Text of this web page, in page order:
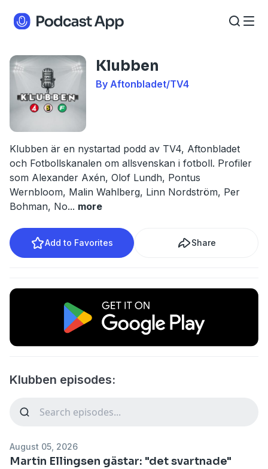
Klubben
By Aftonbladet/TV4
Klubben är en nystartad podd av TV4, Aftonbladet
och Fotbollskanalen om allsvenskan i fotboll. Profiler
som Alexander Axén, Olof Lundh, Pontus
Wernbloom, Malin Wahlberg, Linn Nordström, Per
Bohman, No... more
Add to Favorites Share
Klubben episodes:
August 05, 2026
Martin Ellingsen gästar: "det svartnade"